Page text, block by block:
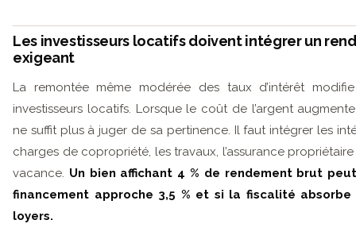
Les investisseurs locatifs doivent intégrer un
exigeant
La remontée même modérée des taux d’intérêt
investisseurs locatifs. Lorsque le coût de l’argent
ne suffit plus à juger de sa pertinence. Il faut intégrer les
charges de copropriété, les travaux, l’assurance
vacance. Un bien affichant 4 % de rendement brut
financement approche 3,5 % et si la fiscalité
loyers.